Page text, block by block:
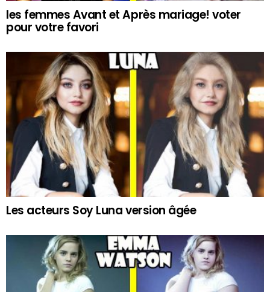
les femmes Avant et Après mariage! voter
pour votre favori
Les acteurs Soy Luna version âgée